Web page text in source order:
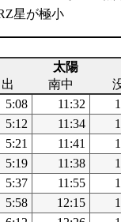
星が極小
太陽
出 南中
5:08 11:32
5:12 11:34
5:21 11:41
5:19 11:38
5:37 11:55
5:58 12:15